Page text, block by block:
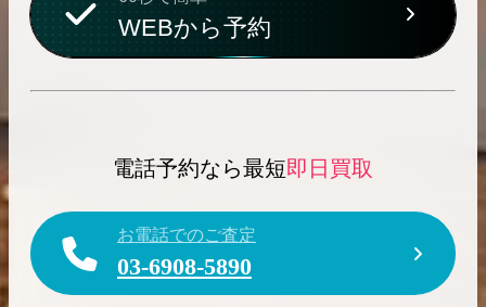
2026.04.10
WEBから予約
電話予約なら最短即日買取
お電話でのご査定
03-6908-5890